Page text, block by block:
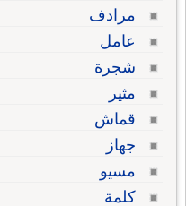
مرادف
عامل
شجرة
مثير
قماش
جهاز
مسيو
كلمة